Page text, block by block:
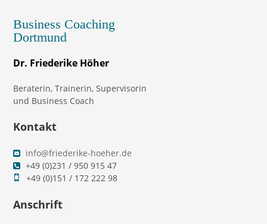
Business Coaching
Dortmund
Dr. Friederike Höher
Beraterin, Trainerin, Supervisorin
und Business Coach
Kontakt
info@friederike-hoeher.de
+49 (0)231 / 950 915 47
+49 (0)151 / 172 222 98
Anschrift